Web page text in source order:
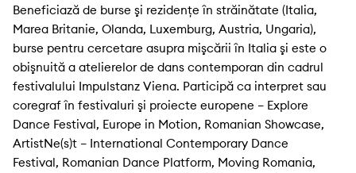
Beneficiază de burse şi rezidenţe în străinătate (Italia,
Marea Britanie, Olanda, Luxemburg, Austria, Ungaria),
burse pentru cercetare asupra mişcării în Italia şi este o
obişnuită a atelierelor de dans contemporan din cadrul
festivalului Impulstanz Viena. Participă ca interpret sau
coregraf în festivaluri şi proiecte europene – Explore
Dance Festival, Europe in Motion, Romanian Showcase,
ArtistNe(s)t – International Contemporary Dance
Festival, Romanian Dance Platform, Moving Romania,